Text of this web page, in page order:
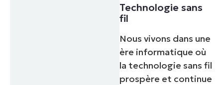
Technologie sans
fil
Nous vivons dans une
ère informatique où
la technologie sans fil
prospère et continue